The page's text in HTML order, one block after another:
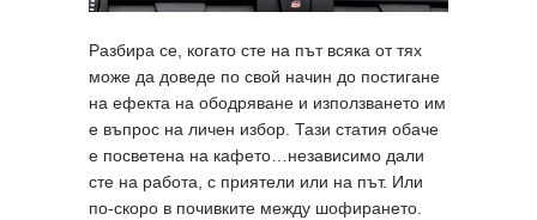
Разбира се, когато сте на път всяка от тях
може да доведе по свой начин до постигане
на ефекта на ободряване и използването им
е въпрос на личен избор. Тази статия обаче
е посветена на кафето…независимо дали
сте на работа, с приятели или на път. Или
по-скоро в почивките между шофирането.